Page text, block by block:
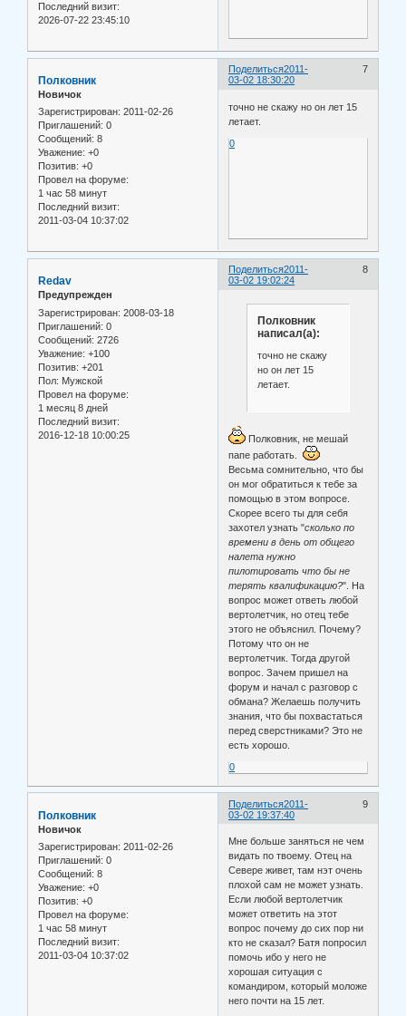
Последний визит:
2026-07-22 23:45:10
Поделиться 7
2011-
03-02 18:30:20
Полковник
Новичок
Зарегистрирован: 2011-02-26
Приглашений: 0
Сообщений: 8
Уважение: +0
Позитив: +0
Провел на форуме:
1 час 58 минут
Последний визит:
2011-03-04 10:37:02
точно не скажу но он лет 15
летает.
0
Поделиться 8
2011-
03-02 19:02:24
Redav
Предупрежден
Зарегистрирован: 2008-03-18
Приглашений: 0
Сообщений: 2726
Уважение: +100
Позитив: +201
Пол: Мужской
Провел на форуме:
1 месяц 8 дней
Последний визит:
2016-12-18 10:00:25
Полковник
написал(а):
точно не скажу
но он лет 15
летает.
Полковник, не мешай
папе работать.
Весьма сомнительно, что бы
он мог обратиться к тебе за
помощью в этом вопросе.
Скорее всего ты для себя
захотел узнать "сколько по
времени в день от общего
налета нужно
пилотировать что бы не
терять квалификацию?". На
вопрос может ответь любой
вертолетчик, но отец тебе
этого не объяснил. Почему?
Потому что он не
вертолетчик. Тогда другой
вопрос. Зачем пришел на
форум и начал с разговор с
обмана? Желаешь получить
знания, что бы похвастаться
перед сверстниками? Это не
есть хорошо.
0
Поделиться 9
2011-
03-02 19:37:40
Полковник
Новичок
Зарегистрирован: 2011-02-26
Приглашений: 0
Сообщений: 8
Уважение: +0
Позитив: +0
Провел на форуме:
1 час 58 минут
Последний визит:
2011-03-04 10:37:02
Мне больше заняться не чем
видать по твоему. Отец на
Севере живет, там нэт очень
плохой сам не может узнать.
Если любой вертолетчик
может ответить на этот
вопрос почему до сих пор ни
кто не сказал? Батя попросил
помочь ибо у него не
хорошая ситуация с
командиром, который моложе
него почти на 15 лет.